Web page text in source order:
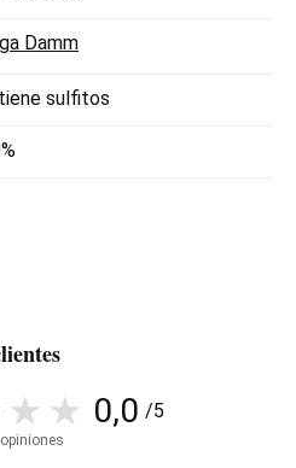
Damm
sulfitos
0,0 /5